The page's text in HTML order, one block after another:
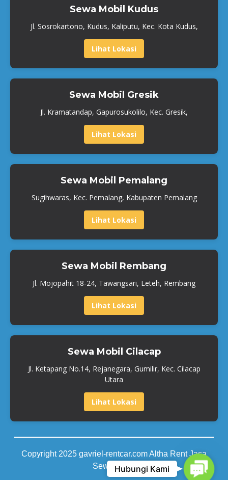
Sewa Mobil Kudus
Jl. Sosrokartono, Kudus, Kaliputu, Kec. Kota Kudus,
Lihat Lokasi
Sewa Mobil Gresik
Jl. Kramatandap, Gapurosukolilo, Kec. Gresik,
Lihat Lokasi
Sewa Mobil Pemalang
Sugihwaras, Kec. Pemalang, Kabupaten Pemalang
Lihat Lokasi
Sewa Mobil Rembang
Jl. Mojopahit 18-24, Tawangsari, Leteh, Rembang
Lihat Lokasi
Sewa Mobil Cilacap
Jl. Ketapang No.14, Rejanegara, Gumilir, Kec. Cilacap
Utara
Lihat Lokasi
Copyright 2025 gavriel-rentcar.com Altha Rent Jasa
Sewa MobilHubungi Kami